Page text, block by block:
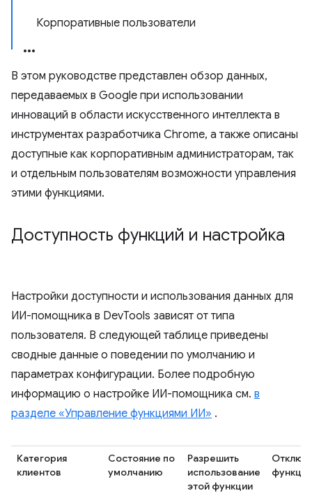
Корпоративные пользователи
В этом руководстве представлен обзор данных,
передаваемых в Google при использовании
инноваций в области искусственного интеллекта в
инструментах разработчика Chrome, а также описаны
доступные как корпоративным администраторам, так
и отдельным пользователям возможности управления
этими функциями.
Доступность функций и настройка
Настройки доступности и использования данных для
ИИ-помощника в DevTools зависят от типа
пользователя. В следующей таблице приведены
сводные данные о поведении по умолчанию и
параметрах конфигурации. Более подробную
информацию о настройке ИИ-помощника см. в
разделе «Управление функциями ИИ» .
Категория
клиентов
Состояние по
умолчанию
Разрешить
использование
этой функции